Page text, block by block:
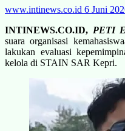
www.intinews.co.id 6 Juni
INTINEWS.CO.ID, PETI
suara organisasi
lakukan evaluasi
kelola di STAIN SAR Kepri.